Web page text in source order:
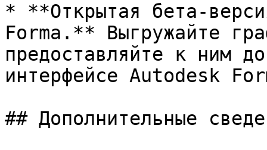
* **Открытая бета-
Forma.** Выгружайте
предоставляйте к ним
интерфейсе Autodesk
## Дополнительные